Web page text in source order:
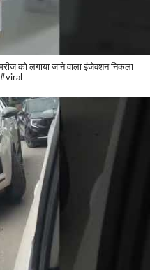
को लगाया जाने वाला इंजेक्शन निकला